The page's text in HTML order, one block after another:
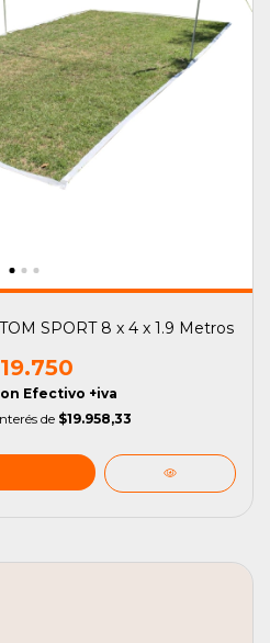
SPORT 8 x 4 x 1.9 Metros
Efectivo +iva
de $19.958,33